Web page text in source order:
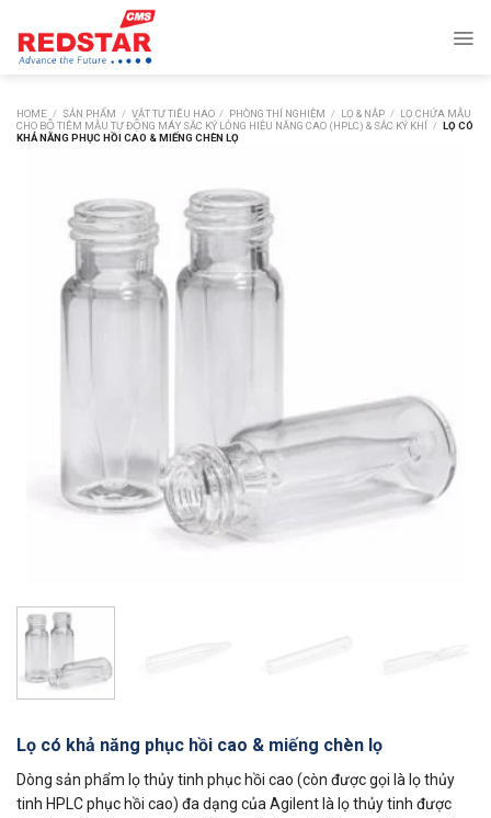
content
HOME / SẢN PHẨM / VẬT TƯ TIÊU HAO / PHÒNG THÍ NGHIỆM / LỌ & NẮP / LỌ CHỨA MẪU
CHO BỘ TIÊM MẪU TỰ ĐỘNG MÁY SẮC KÝ LỎNG HIỆU NĂNG CAO (HPLC) & SẮC KÝ KHÍ / LỌ CÓ
KHẢ NĂNG PHỤC HỒI CAO & MIẾNG CHÈN LỌ
Lọ có khả năng phục hồi cao & miếng chèn lọ
Dòng sản phẩm lọ thủy tinh phục hồi cao (còn được gọi là lọ thủy
tinh HPLC phục hồi cao) đa dạng của Agilent là lọ thủy tinh được